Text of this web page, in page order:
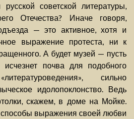
русской советской литературы,
Отечества? Иначе говоря,
— это активное, хотя и
выражение протеста, ни к
А будет музей — пусть
почва для подобного
сильно
идолопоклонство. Ведь
скажем, в доме на Мойке.
выражения своей любви